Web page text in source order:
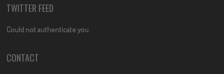
TWITTER FEED
Could not authenticate you.
CONTACT